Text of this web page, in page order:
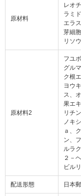
原材料
レオ
ラミ
エラ
芽細
リソ
原材料2
フユ
グル
ク根
ヨウ
ス、
果エ
リチ
ノキ
ａ、
ン、
ルラ
２－
ビル
配送形態 日本